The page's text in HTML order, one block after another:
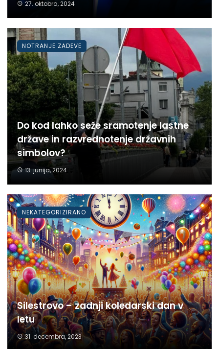
27. oktobra, 2024
Do kod lahko seže sramotenje lastne
države in razvrednotenje državnih
simbolov?
13. junija, 2024
NOTRANJE ZADEVE
Silestrovo – zadnji koledarski dan v
letu
31. decembra, 2023
NEKATEGORIZIRANO